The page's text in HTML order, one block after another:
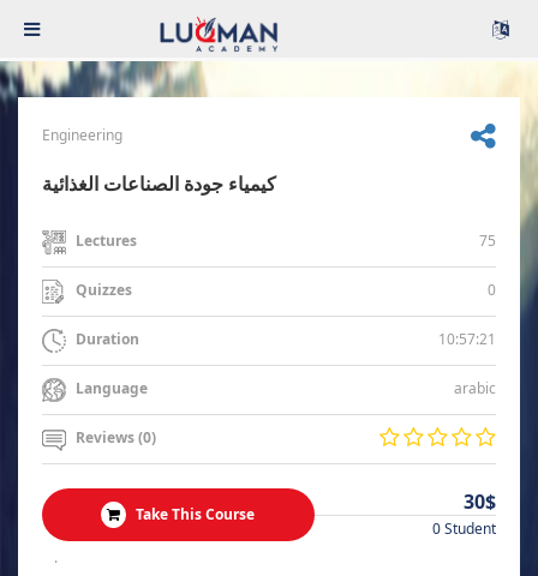
Engineering
كيمياء جودة الصناعات الغذائية
Lectures 75
Quizzes 0
Duration 10:57:21
Language arabic
Reviews (0)
Take This Course 30$
0 Student
.